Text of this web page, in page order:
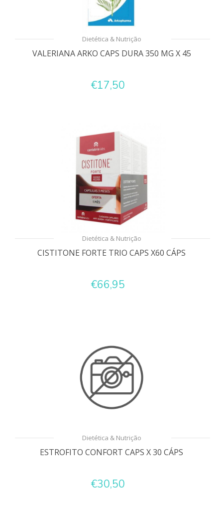
Dietética & Nutrição
VALERIANA ARKO CAPS DURA 350 MG X 45
€17,50
Dietética & Nutrição
CISTITONE FORTE TRIO CAPS X60 CÁPS
€66,95
Dietética & Nutrição
ESTROFITO CONFORT CAPS X 30 CÁPS
€30,50